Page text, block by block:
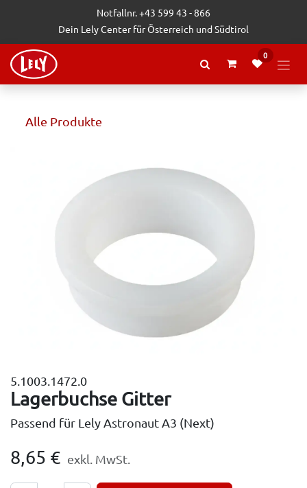
Zum Inhalt springenNotfallnr. +43 599 43 - 866
Dein Lely Center für Österreich und Südtirol
0
Alle Produkte
5.1003.1472.0
Lagerbuchse Gitter
Passend für Lely Astronaut A3 (Next)
8,65 € exkl. MwSt.